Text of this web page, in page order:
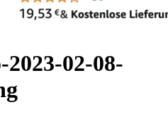
02-08-